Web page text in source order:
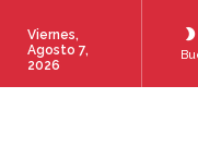
Viernes,
Agosto 7,
2026